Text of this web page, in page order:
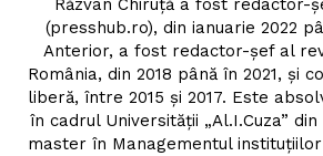
Răzvan Chiruță a fost redactor-
(presshub.ro), din ianuarie 2022
Anterior, a fost redactor-șef al
România, din 2018 până în 2021, și
liberă, între 2015 și 2017. Este
în cadrul Universității „Al.I.Cuza”
master în Managementul